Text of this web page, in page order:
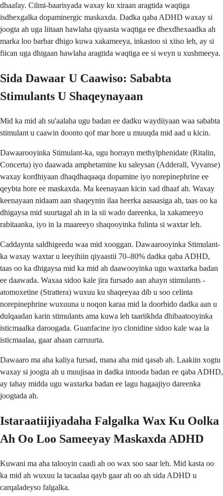
dhaafay. Cilmi-baarisyada waxay ku xiraan aragtida waqtiga
isdhexgalka dopaminergic maskaxda. Dadka qaba ADHD waxay si
joogta ah uga liitaan hawlaha qiyaasta waqtiga ee dhexdhexaadka ah
marka loo barbar dhigo kuwa xakameeya, inkastoo si xiiso leh, ay si
fiican uga dhigaan hawlaha aragtida waqtiga ee si weyn u xushmeeya.
Sida Dawaar U Caawiso: Sababta
Stimulants U Shaqeynayaan
Mid ka mid ah su'aalaha ugu badan ee dadku waydiiyaan waa sababta
stimulant u caawin doonto qof mar hore u muuqda mid aad u kicin.
Dawaarooyinka Stimulant-ka, ugu horrayn methylphenidate (Ritalin,
Concerta) iyo daawada amphetamine ku saleysan (Adderall, Vyvanse)
waxay kordhiyaan dhaqdhaqaaqa dopamine iyo norepinephrine ee
qeybta hore ee maskaxda. Ma keenayaan kicin xad dhaaf ah. Waxay
keenayaan nidaam aan shaqeynin ilaa heerka aasaasiga ah, taas oo ka
dhigaysa mid suurtagal ah in la sii wado dareenka, la xakameeyo
rabitaanka, iyo in la maareeyo shaqooyinka fulinta si waxtar leh.
Caddaynta saldhigeedu waa mid xooggan. Dawaarooyinka Stimulant-
ka waxay waxtar u leeyihiin qiyaastii 70–80% dadka qaba ADHD,
taas oo ka dhigaysa mid ka mid ah daawooyinka ugu waxtarka badan
ee daawada. Waxaa sidoo kale jira fursado aan ahayn stimulants -
atomoxetine (Strattera) wuxuu ku shaqeeyaa dib u soo celinta
norepinephrine wuxuuna u noqon karaa mid la doorbido dadka aan u
dulqaadan karin stimulants ama kuwa leh taariikhda dhibaatooyinka
isticmaalka daroogada. Guanfacine iyo clonidine sidoo kale waa la
isticmaalaa, gaar ahaan carruurta.
Dawaaro ma aha kaliya fursad, mana aha mid qasab ah. Laakiin xogtu
waxay si joogta ah u muujisaa in dadka intooda badan ee qaba ADHD,
ay tahay midda ugu waxtarka badan ee lagu hagaajiyo dareenka
joogtada ah.
Istaraatiijiyadaha Falgalka Wax Ku Oolka
Ah Oo Loo Sameeyay Maskaxda ADHD
Kuwani ma aha talooyin caadi ah oo wax soo saar leh. Mid kasta oo
ka mid ah wuxuu la tacaalaa qayb gaar ah oo ah sida ADHD u
carqaladeyso falgalka.